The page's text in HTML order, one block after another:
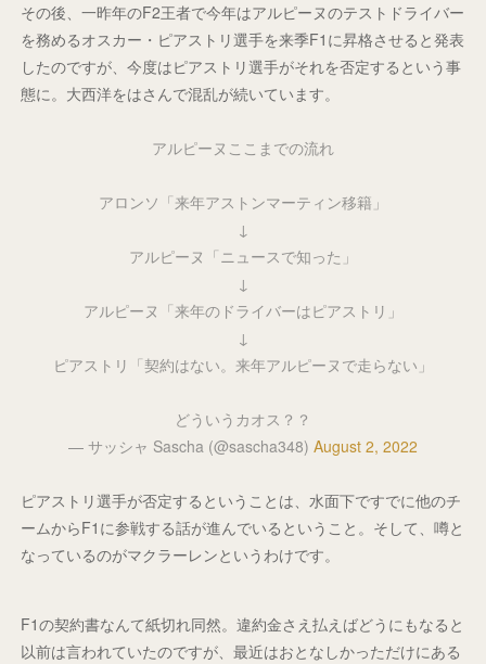
その後、一昨年のF2王者で今年はアルピーヌのテストドライバー
を務めるオスカー・ピアストリ選手を来季F1に昇格させると発表
したのですが、今度はピアストリ選手がそれを否定するという事
態に。大西洋をはさんで混乱が続いています。
アルピーヌここまでの流れ
アロンソ「来年アストンマーティン移籍」
↓
アルピーヌ「ニュースで知った」
↓
アルピーヌ「来年のドライバーはピアストリ」
↓
ピアストリ「契約はない。来年アルピーヌで走らない」
どういうカオス？？
— サッシャ Sascha (@sascha348) August 2, 2022
ピアストリ選手が否定するということは、水面下ですでに他のチ
ームからF1に参戦する話が進んでいるということ。そして、噂と
なっているのがマクラーレンというわけです。
F1の契約書なんて紙切れ同然。違約金さえ払えばどうにもなると
以前は言われていたのですが、最近はおとなしかっただけにある